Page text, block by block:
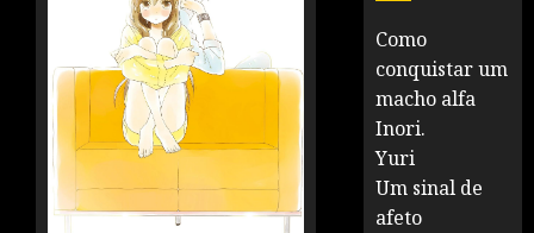
Como
conquistar um
macho alfa
Inori.
Yuri
Um sinal de
afeto